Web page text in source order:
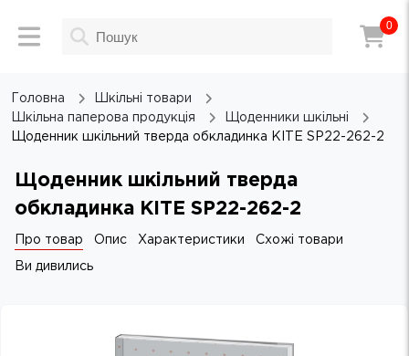
0
Головна
Шкільні товари
Шкільна паперова продукція
Щоденники шкільні
Щоденник шкільний тверда обкладинка KITE SP22-262-2
Щоденник шкільний тверда
обкладинка KITE SP22-262-2
Про товар Опис Характеристики Схожі товари
Ви дивились